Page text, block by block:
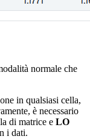
normale che
in qualsiasi cella,
è necessario
di matrice e LO
i dati.